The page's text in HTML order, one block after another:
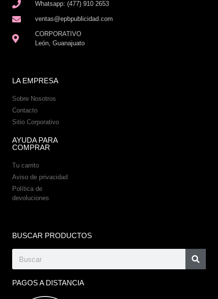
Whatsapp: (477) 910 2653
ventas@epbpublicidad.com
CORPORATIVO
León, Guanajuato
LA EMPRESA
Sobre Nosotros
Contacto
Sitio Corporativo
AYUDA PARA
COMPRAR
Tu carrito
Aviso de privacidad
Política de
devoluciones
BUSCAR PRODUCTOS
PAGOS A DISTANCIA